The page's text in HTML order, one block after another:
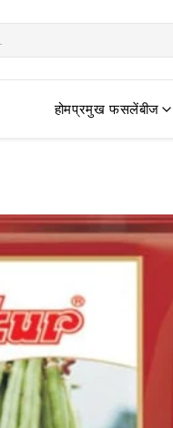
होमप्रमुख फसलेंबीज